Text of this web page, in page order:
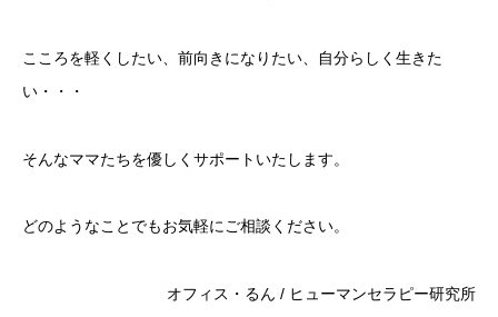
こころを軽くしたい、前向きになりたい、自分らしく生きた
い・・・
そんなママたちを優しくサポートいたします。
どのようなことでもお気軽にご相談ください。
オフィス・るん / ヒューマンセラピー研究所